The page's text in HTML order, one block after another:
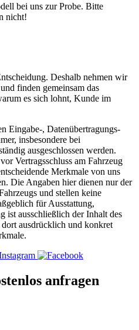
bei uns zur Probe. Bitte
nicht!
Deshalb nehmen wir
finden gemeinsam das
es sich lohnt, Kunde im
Eingabe-, Datenübertragungs-
insbesondere bei
ausgeschlossen werden.
Vertragsschluss am Fahrzeug
Merkmale von uns
Die Angaben hier dienen nur der
und stellen keine
für Ausstattung,
ist ausschließlich der Inhalt des
ausdrücklich und konkret
anfragen